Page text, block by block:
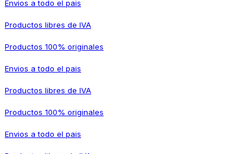
Envios a todo el pais
Productos libres de IVA
Productos 100% originales
Envios a todo el pais
Productos libres de IVA
Productos 100% originales
Envios a todo el pais